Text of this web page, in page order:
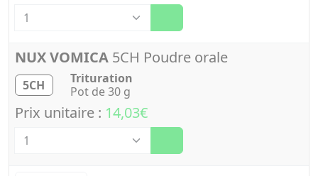
NUX VOMICA 5CH Poudre orale
5CH
Trituration
Pot de 30 g
Prix unitaire : 14,03€